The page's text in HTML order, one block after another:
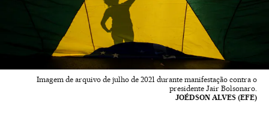
Imagem de arquivo de julho de 2021 durante manifestação contra o
presidente Jair Bolsonaro.
JOÉDSON ALVES (EFE)